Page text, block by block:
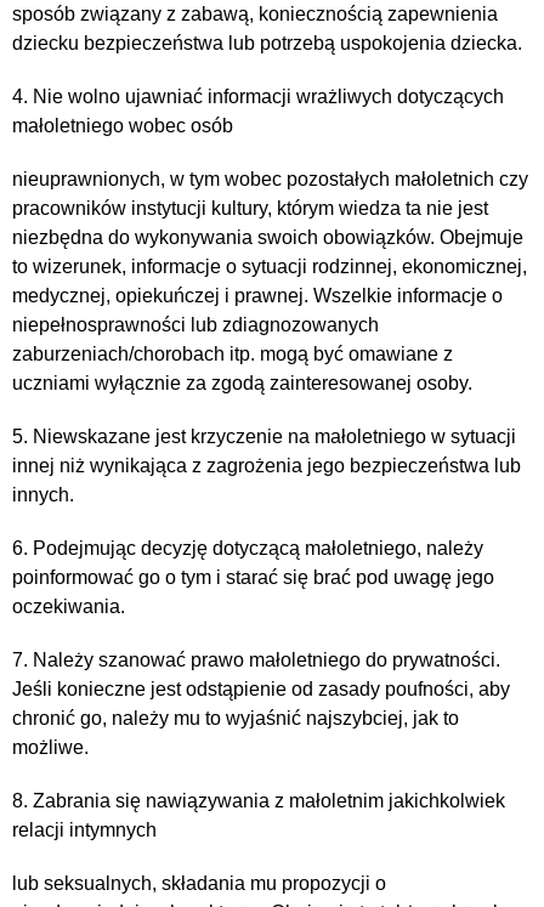
sposób związany z zabawą, koniecznością zapewnienia
dziecku bezpieczeństwa lub potrzebą uspokojenia dziecka.
4. Nie wolno ujawniać informacji wrażliwych dotyczących
małoletniego wobec osób
nieuprawnionych, w tym wobec pozostałych małoletnich czy
pracowników instytucji kultury, którym wiedza ta nie jest
niezbędna do wykonywania swoich obowiązków. Obejmuje
to wizerunek, informacje o sytuacji rodzinnej, ekonomicznej,
medycznej, opiekuńczej i prawnej. Wszelkie informacje o
niepełnosprawności lub zdiagnozowanych
zaburzeniach/chorobach itp. mogą być omawiane z
uczniami wyłącznie za zgodą zainteresowanej osoby.
5. Niewskazane jest krzyczenie na małoletniego w sytuacji
innej niż wynikająca z zagrożenia jego bezpieczeństwa lub
innych.
6. Podejmując decyzję dotyczącą małoletniego, należy
poinformować go o tym i starać się brać pod uwagę jego
oczekiwania.
7. Należy szanować prawo małoletniego do prywatności.
Jeśli konieczne jest odstąpienie od zasady poufności, aby
chronić go, należy mu to wyjaśnić najszybciej, jak to
możliwe.
8. Zabrania się nawiązywania z małoletnim jakichkolwiek
relacji intymnych
lub seksualnych, składania mu propozycji o